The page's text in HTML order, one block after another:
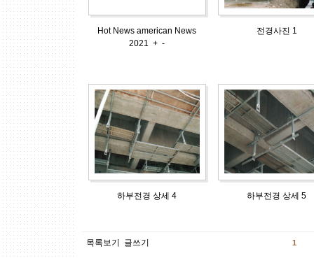
Hot News american News
2021 + -
전경사진 1
하부전경 상세 4 하부전경 상세 5
목록보기 글쓰기 1